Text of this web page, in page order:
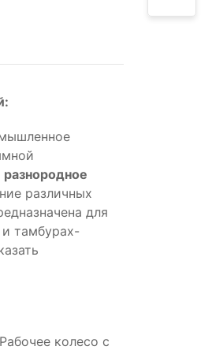
разнородное
различных
для
тамбурах-
колесо с